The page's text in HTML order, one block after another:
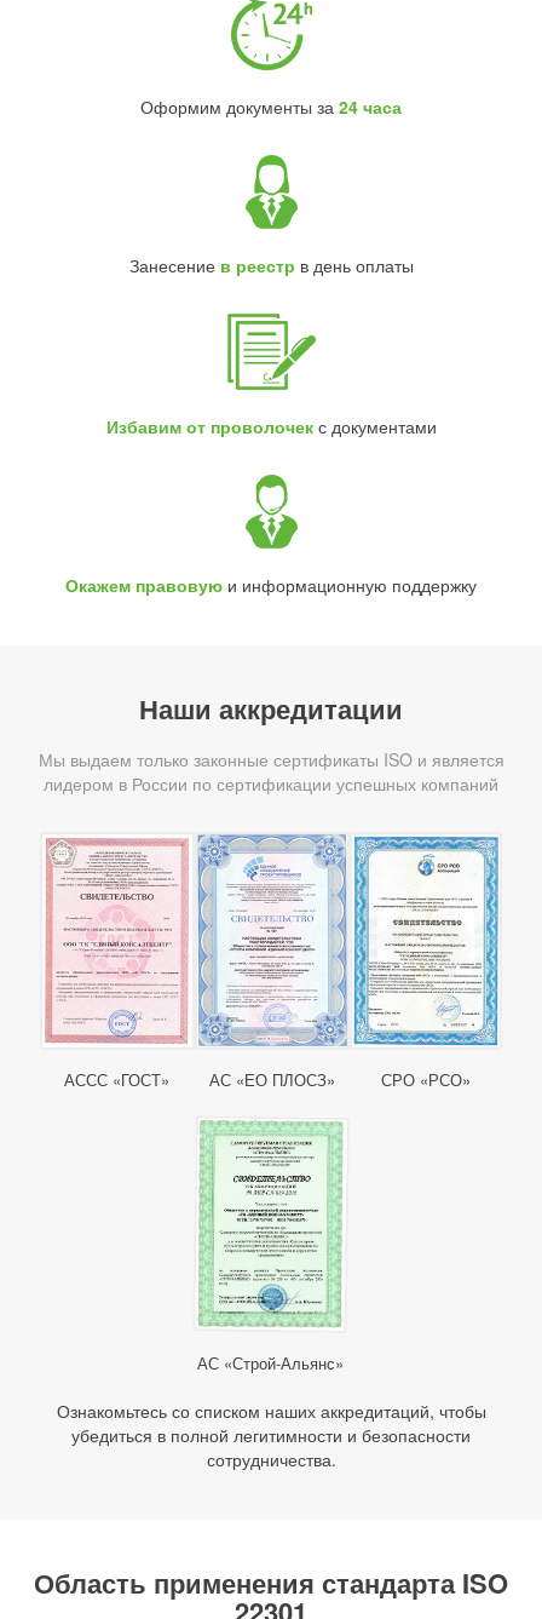
Оформим документы за 24 часа
Занесение в реестр в день оплаты
Избавим от проволочекс документами
Окажем правовую и информационную поддержку
Наши аккредитации
Мы выдаем только законные сертификаты ISO и является
лидером в России по сертификации успешных компаний
АССС «ГОСТ» АС «ЕО ПЛОСЗ» СРО «РСО»
АС «Строй-Альянс»
Ознакомьтесь со списком наших аккредитаций, чтобы
убедиться в полной легитимности и безопасности
сотрудничества.
Область применения стандарта ISO